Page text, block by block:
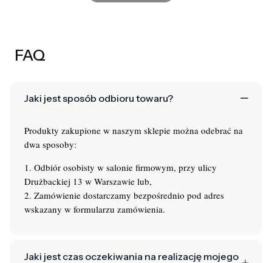
FAQ
Jaki jest sposób odbioru towaru?
Produkty zakupione w naszym sklepie można odebrać na
dwa sposoby:
1. Odbiór osobisty w salonie firmowym, przy ulicy
Drużbackiej 13 w Warszawie lub,
2. Zamówienie dostarczamy bezpośrednio pod adres
wskazany w formularzu zamówienia.
Jaki jest czas oczekiwania na realizację mojego